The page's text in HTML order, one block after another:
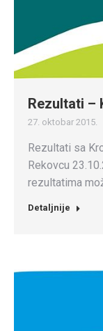
Rezultati –
27. oktobar 2015.
Rezultati sa
Rekovcu
rezultatima
Detaljnije